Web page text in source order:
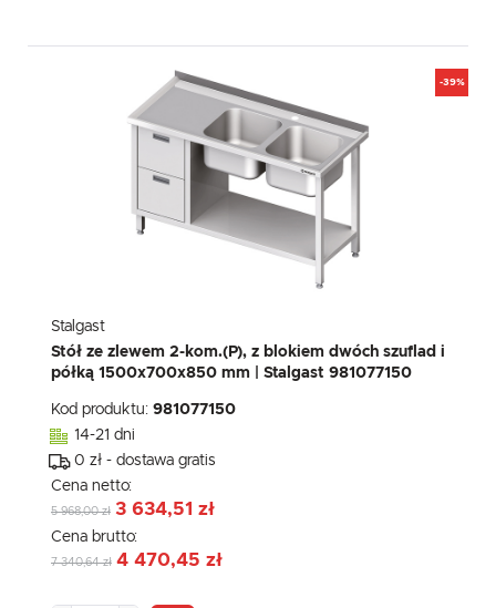
-39%
Stalgast
Stół ze zlewem 2-kom.(P), z blokiem dwóch szuflad i
półką 1500x700x850 mm | Stalgast 981077150
Kod produktu: 981077150
14-21 dni
0 zł - dostawa gratis
Cena netto:
5 968,00 zł 3 634,51 zł
Cena brutto:
7 340,64 zł 4 470,45 zł